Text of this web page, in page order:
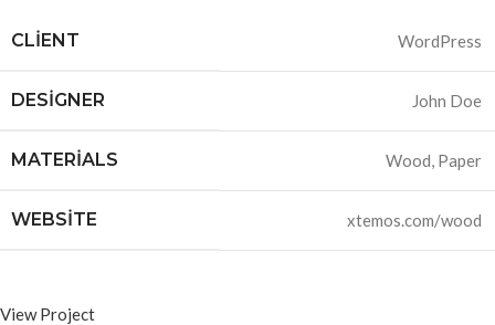
CLIENT WordPress
DESIGNER John Doe
MATERIALS Wood, Paper
WEBSITE xtemos.com/wood
View Project